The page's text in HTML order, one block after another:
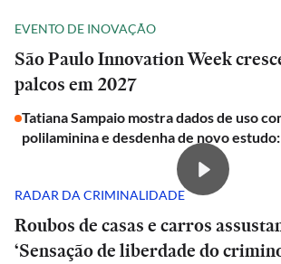
EVENTO DE INOVAÇÃO
São Paulo Innovation Week
palcos em 2027
Tatiana Sampaio mostra dados de uso
polilaminina e desdenha de novo
RADAR DA CRIMINALIDADE
Roubos de casas e carros
‘Sensação de liberdade do